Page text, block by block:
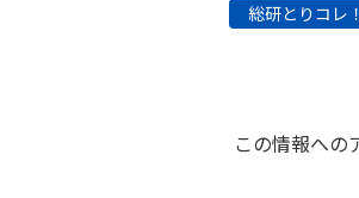
総研とりコレ！
この情報への